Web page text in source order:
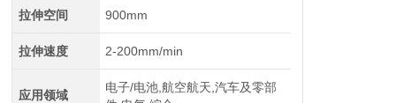
拉伸空间 900mm
拉伸速度 2-200mm/min
应用领域
电子/电池,航空航天,汽车及零部